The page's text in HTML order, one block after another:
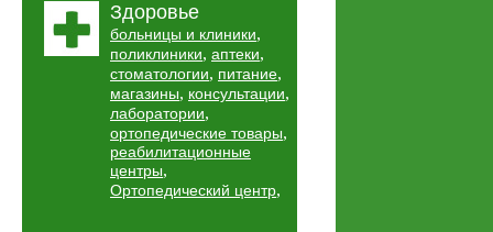
Здоровье
больницы и клиники,
поликлиники, аптеки,
стоматологии, питание,
магазины, консультации,
лаборатории,
ортопедические товары,
реабилитационные
центры,
Ортопедический центр,